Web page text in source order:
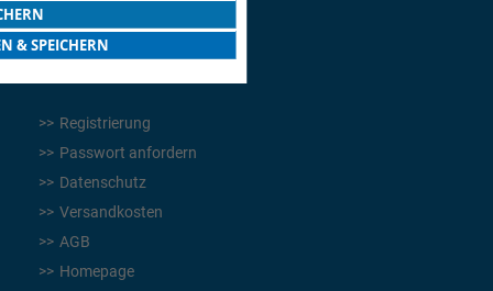
WEITERES
Registrierung
Passwort anfordern
Datenschutz
Versandkosten
AGB
Homepage
& SPEICHERN